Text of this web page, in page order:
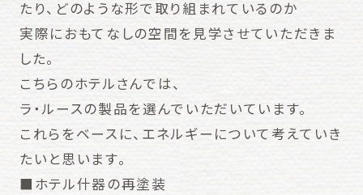
たり、どのような形で取り組まれているのか
実際におもてなしの空間を見学させていただきま
した。
こちらのホテルさんでは、
ラ・ルースの製品を選んでいただいています。
これらをベースに、エネルギーについて考えていき
たいと思います。
■ホテル什器の再塗装